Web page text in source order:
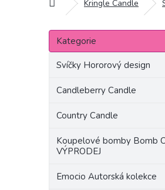
Domů Kringle Candle
P
s
Přeskočit
kategorie
Kategorie
Svíčky Hororový design
Candleberry Candle
Country Candle
Koupelové bomby Bomb
VÝPRODEJ
Emocio Autorská kolekce